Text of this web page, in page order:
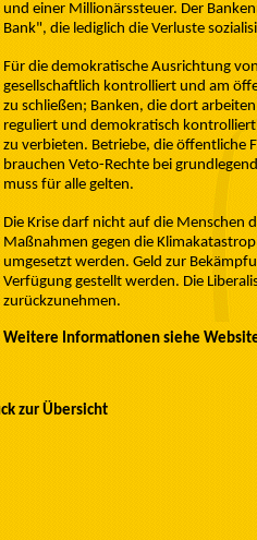
und einer Millionärssteuer. Der
Bank", die lediglich die Verluste
Für die demokratische Ausrichtung
gesellschaftlich kontrolliert und am
zu schließen; Banken, die dort
reguliert und demokratisch
zu verbieten. Betriebe, die öffentliche
brauchen Veto-Rechte bei
muss für alle gelten.
Die Krise darf nicht auf die Menschen
Maßnahmen gegen die
umgesetzt werden. Geld zur
Verfügung gestellt werden. Die
zurückzunehmen.
Weitere Informationen siehe
zur Übersicht